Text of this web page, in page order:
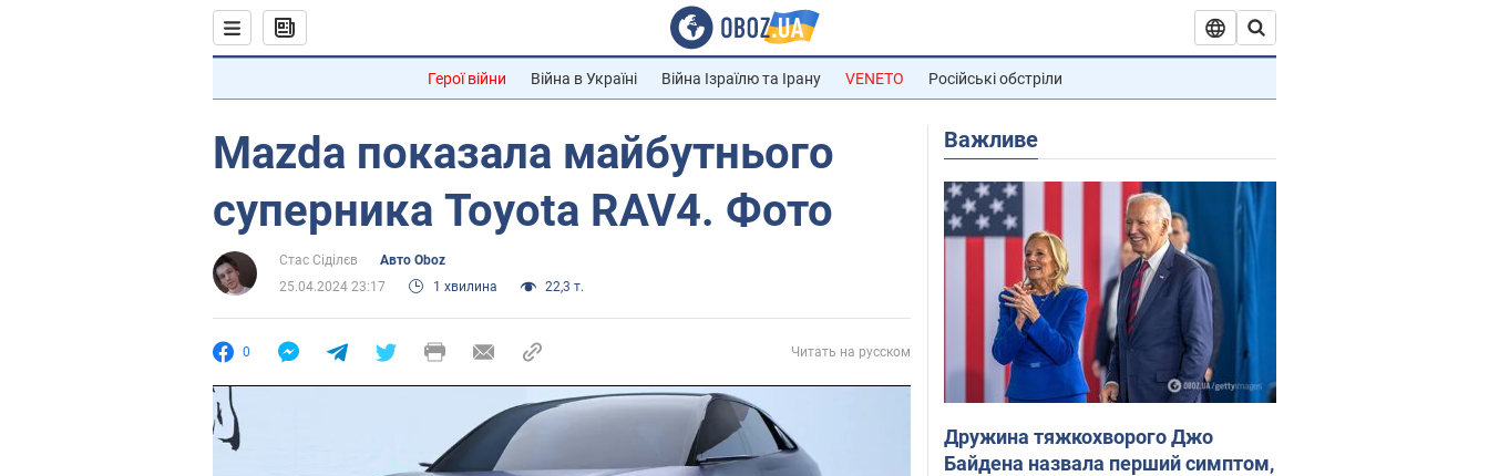
Герої війни Війна в Україні Війна Ізраїлю та Ірану VENETO Російські обстріли
Mazda показала майбутнього
суперника Toyota RAV4. Фото
Стас Сіділєв
Авто Oboz
25.04.2024 23:17
1 хвилина 22,3 т.
0 Читать на русском
Важливе
Дружина тяжкохворого Джо
Байдена назвала перший симптом,